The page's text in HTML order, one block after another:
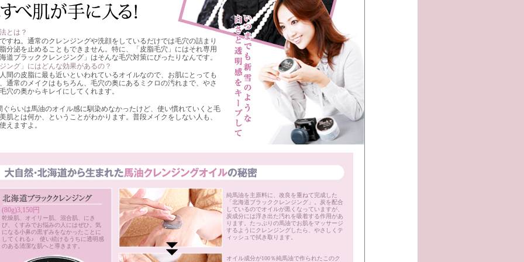
とは？
すね。通常のクレンジングや洗顔をしているだけでは毛穴の詰まり
分泌を止めることもできません。特に、「皮脂毛穴」にはそれ専用
道ブラッククレンジング」はそんな毛穴対策にぴったりなんです。
グ」にはどんな効果があるの？
間の皮脂に最も近いといわれているオイルなので、お肌にとっても
通常のメイクはもちろん、毛穴の奥にあるミクロの汚れまで、やさ
穴の奥からキレイにしてくれます。
らいは馬油のオイル感に馴染めなかったけど、使い慣れていくと毛
肌とは何か、ということがわかります。普段メイクをしない人も、
えますよ。
(80g)3,150円
乾燥肌、オイリー肌、混合肌、にき
び、くすみでお悩みの人にはぜひ。気
になる小鼻の黒ずみをなかったことに
してくれる♪ 使い続けるうちに透明感
のある清潔な肌へと導きます。
純馬油を主原料に、改良を重ねて完成した
「北海道ブラッククレンジング」。炭を配合
しているのでオイルが黒くなっていますが、
炭成分には浮き出た汚れを吸着する作用があ
ります。たっぷりの馬油でお肌をマッサージ
するようにクレンジングしたら、やさしくテ
ィッシュで拭き取ります。
オイル成分が100％純馬油で作られたこのク